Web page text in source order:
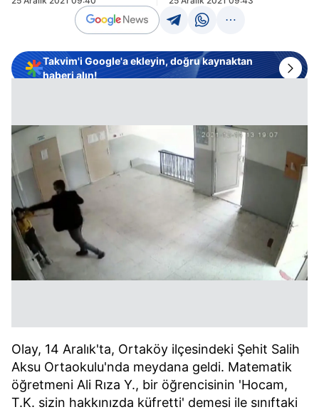
Takvim'i Google'a ekleyin, doğru kaynaktan
haberi alın!
Olay, 14 Aralık'ta, Ortaköy ilçesindeki Şehit Salih
Aksu Ortaokulu'nda meydana geldi. Matematik
öğretmeni Ali Rıza Y., bir öğrencisinin 'Hocam,
T.K. sizin hakkınızda küfretti' demesi ile sınıftaki